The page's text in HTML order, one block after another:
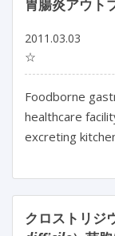
胃腸炎アウト
2011.03.03
☆
Foodborne
healthcare
excreting
クロストリジ